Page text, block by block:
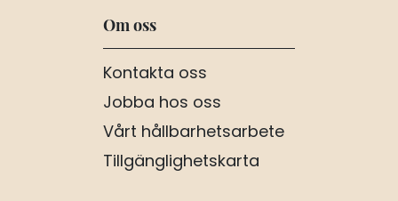
Om oss
Kontakta oss
Jobba hos oss
Vårt hållbarhetsarbete
Tillgänglighetskarta